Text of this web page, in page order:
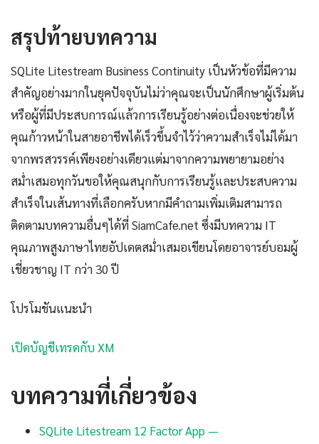
สรุปท้ายบทความ
SQLite Litestream Business Continuity เป็นหัวข้อที่มีความ
สำคัญอย่างมากในยุคปัจจุบันไม่ว่าคุณจะเป็นนักศึกษาผู้เริ่มต้น
หรือผู้ที่มีประสบการณ์แล้วการเรียนรู้อย่างต่อเนื่องจะช่วยให้
คุณก้าวหน้าในสายอาชีพได้เร็วขึ้นจำไว้ว่าความสำเร็จไม่ได้มา
จากพรสวรรค์เพียงอย่างเดียวแต่มาจากความพยายามอย่าง
สม่ำเสมอทุกวันขอให้คุณสนุกกับการเรียนรู้และประสบความ
สำเร็จในเส้นทางที่เลือกครับหากมีคำถามเพิ่มเติมสามารถ
ติดตามบทความอื่นๆได้ที่ SiamCafe.net ซึ่งมีบทความ IT
คุณภาพสูงภาษาไทยอัปเดตสม่ำเสมอเขียนโดยอาจารย์บอมผู้
เชี่ยวชาญ IT กว่า 30 ปี
โปรโมชันแนะนำ
เปิดบัญชีเทรดกับ XM
บทความที่เกี่ยวข้อง
SQLite Litestream 12 Factor App —